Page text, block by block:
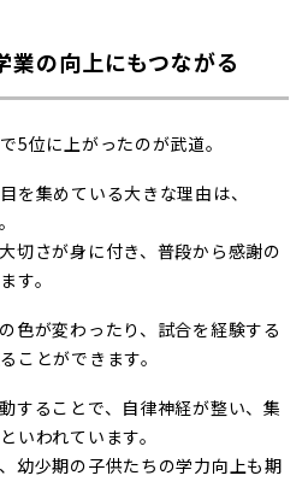
業の向上にもつながる
5位に上がったのが武道。
を集めている大きな理由は、
切さが身に付き、普段から感謝の
す。
色が変わったり、試合を経験する
ことができます。
することで、自律神経が整い、集
いわれています。
幼少期の子供たちの学力向上も期